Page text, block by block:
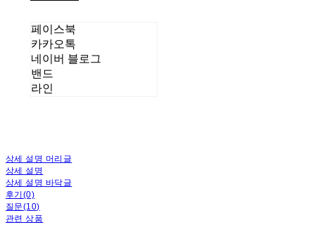
페이스북
카카오톡
네이버 블로그
밴드
라인
상세 설명 머리글
상세 설명
상세 설명 바닥글
후기(0)
질문(10)
관련 상품